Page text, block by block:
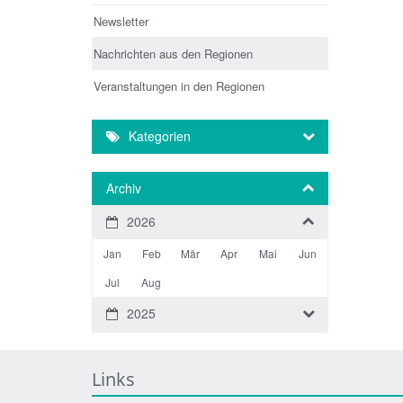
Newsletter
Nachrichten aus den Regionen
Veranstaltungen in den Regionen
Kategorien
Archiv
2026
Jan Feb Mär Apr Mai
Jun
Jul
Aug
2025
Links